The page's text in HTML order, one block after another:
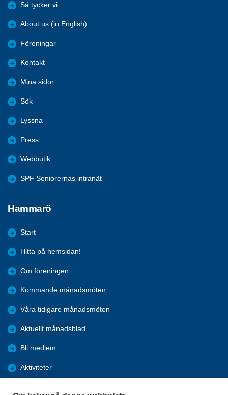
Så tycker vi
About us (in English)
Föreningar
Kontakt
Mina sidor
Sök
Lyssna
Press
Webbutik
SPF Seniorernas intranät
Hammarö
Start
Hitta på hemsidan!
Om föreningen
Kommande månadsmöten
Våra tidigare månadsmöten
Aktuellt månadsblad
Bli medlem
Aktiviteter